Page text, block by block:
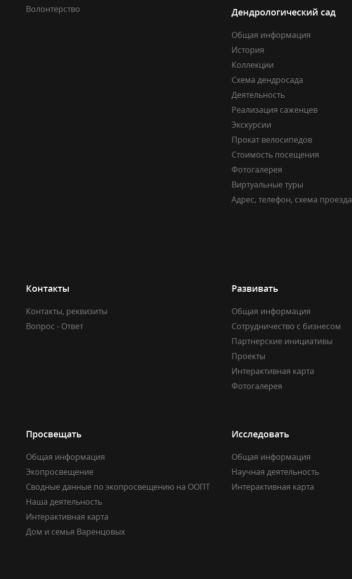
Волонтерство
Дендрологический сад
Общая информация
История
Коллекции
Схема дендросада
Деятельность
Реализация саженцев
Экскурсии
Прокат велосипедов
Стоимость посещения
Фотогалерея
Виртуальные туры
Адрес, телефон, схема проезда
Контакты
Контакты, реквизиты
Вопрос - Ответ
Развивать
Общая информация
Сотрудничество с бизнесом
Партнерские инициативы
Проекты
Интерактивная карта
Фотогалерея
Просвещать
Общая информация
Экопросвещение
Сводные данные по экопросвещению на ООПТ
Наша деятельность
Интерактивная карта
Дом и семья Варенцовых
Исследовать
Общая информация
Научная деятельность
Интерактивная карта